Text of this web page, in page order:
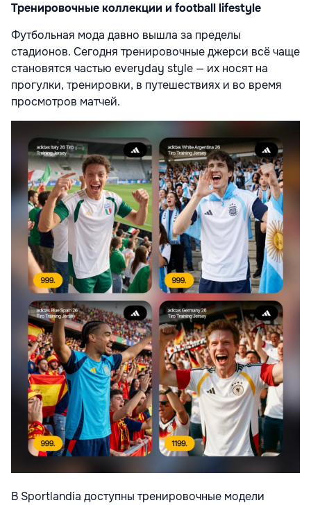
Тренировочные коллекции и football lifestyle
Футбольная мода давно вышла за пределы
стадионов. Сегодня тренировочные джерси всё чаще
становятся частью everyday style — их носят на
прогулки, тренировки, в путешествиях и во время
просмотров матчей.
В Sportlandia доступны тренировочные модели